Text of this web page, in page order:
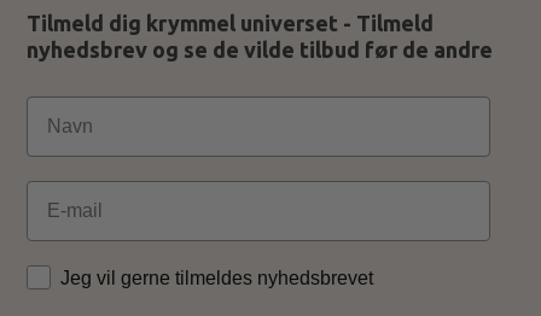
Tilmeld dig krymmel universet - Tilmeld
nyhedsbrev og se de vilde tilbud før de andre
Email
Jeg vil gerne tilmeldes nyhedsbrevet